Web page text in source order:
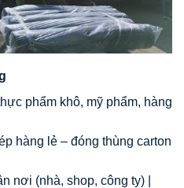
phẩm khô, mỹ phẩm, hàng
hàng lẻ – đóng thùng carton
nơi (nhà, shop, công ty) |